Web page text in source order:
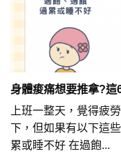
身體痠痛想要推拿?這
上班一整天，覺得疲
下，但如果有以下這
累或睡不好 在過飽...